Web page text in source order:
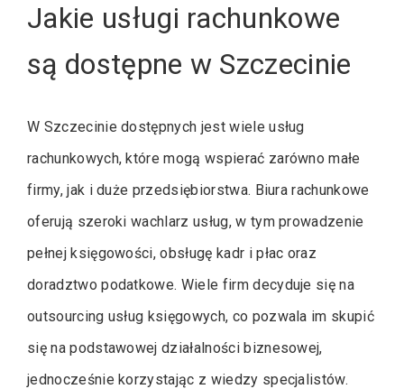
Jakie usługi rachunkowe
są dostępne w Szczecinie
W Szczecinie dostępnych jest wiele usług
rachunkowych, które mogą wspierać zarówno małe
firmy, jak i duże przedsiębiorstwa. Biura rachunkowe
oferują szeroki wachlarz usług, w tym prowadzenie
pełnej księgowości, obsługę kadr i płac oraz
doradztwo podatkowe. Wiele firm decyduje się na
outsourcing usług księgowych, co pozwala im skupić
się na podstawowej działalności biznesowej,
jednocześnie korzystając z wiedzy specjalistów.